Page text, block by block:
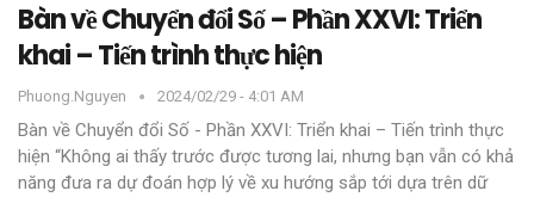
Bàn về Chuyển đổi Số – Phần XXVI: Triển
khai – Tiến trình thực hiện
Phuong.nguyen 2024/02/29 - 4:01 AM
Bàn về Chuyển đổi Số - Phần XXVI: Triển khai – Tiến trình thực
hiện “Không ai thấy trước được tương lai, nhưng bạn vẫn có khả
năng đưa ra dự đoán hợp lý về xu hướng sắp tới dựa trên dữ